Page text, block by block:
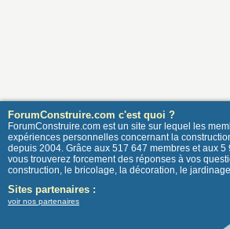
ForumConstruire.com c'est quoi ?
ForumConstruire.com est un site sur lequel les
expériences personnelles concernant la
depuis 2004. Grâce aux 517 647 membres et aux
vous trouverez forcement des réponses à vos
construction, le bricolage, la décoration, le
Sites partenaires :
voir nos partenaires